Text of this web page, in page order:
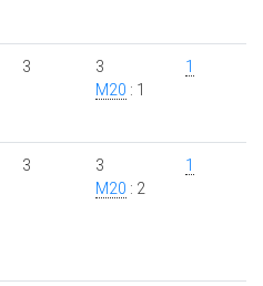
3
3
M20 : 1
1
3
3
M20 : 2
1